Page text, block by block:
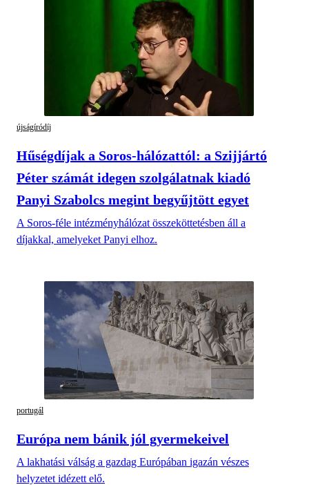
újságíródíj
Hűségdíjak a Soros-hálózattól: a Szijjártó
Péter számát idegen szolgálatnak kiadó
Panyi Szabolcs megint begyűjtött egyet
A Soros-féle intézményhálózat összeköttetésben áll a
díjakkal, amelyeket Panyi elhoz.
portugál
Európa nem bánik jól gyermekeivel
A lakhatási válság a gazdag Európában igazán vészes
helyzetet idézett elő.